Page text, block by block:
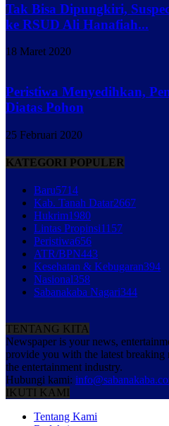
Tak Bisa Dipungkiri,
ke RSUD Ali Hanafiah...
18 Maret 2020
Peristiwa Menyedihkan,
Diatas Pohon
25 Februari 2020
KATEGORI POPULER
Baru5714
Kab. Tanah Datar2667
Hukrim1980
Lintas Propinsi1157
Peristiwa656
ATR/BPN443
Kesehatan & Kebugaran394
Nasional358
Sabanakaba Nagari344
TENTANG KITA
Newspaper is your news,
provide you with the latest breaking
the entertainment industry.
Hubungi kami:
IKUTI KAMI
Tentang Kami